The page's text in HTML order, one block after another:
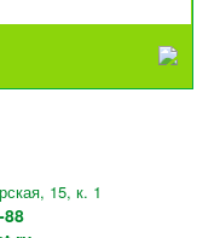
15, к. 1
88